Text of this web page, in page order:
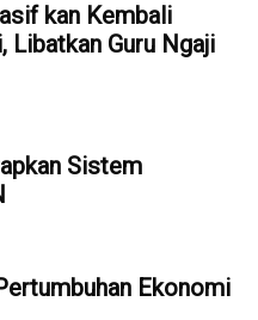
kan Kembali
Libatkan Guru Ngaji
Sistem
Ekonomi